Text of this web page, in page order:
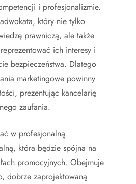
i profesjonalizmie.
który nie tylko
prawniczą, ale także
ich interesy i
bezpieczeństwa. Dlatego
marketingowe powinny
prezentując kancelarię
zaufania.
w profesjonalną
która będzie spójna na
promocyjnych. Obejmuje
dobrze zaprojektowaną